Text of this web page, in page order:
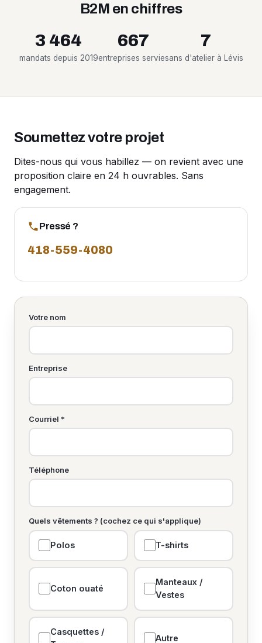
B2M en chiffres
3 464
mandats depuis 2019
667
entreprises servies
7
ans d'atelier à Lévis
Soumettez votre projet
Dites-nous qui vous habillez — on revient avec une
proposition claire en 24 h ouvrables. Sans
engagement.
Pressé ?
418-559-4080
Votre nom
Entreprise
Courriel *
Téléphone
Quels vêtements ? (cochez ce qui s'applique)
Polos T-shirts
Coton ouaté
Manteaux /
Vestes
Casquettes /
Autre